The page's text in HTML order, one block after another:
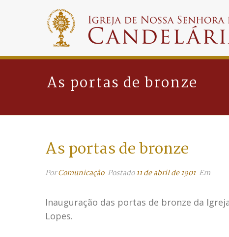
As portas de bronze
As portas de bronze
PorComunicação Postado11 de abril de 1901 Em
Inauguração das portas de bronze da
Lopes.